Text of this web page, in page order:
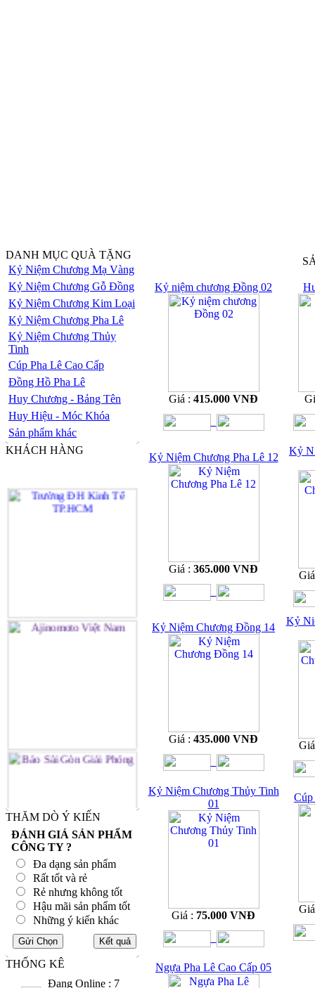
DANH MỤC QUÀ TẶNG
Kỷ Niệm Chương Mạ Vàng
Kỷ Niệm Chương Gỗ Đồng
Kỷ Niệm Chương Kim Loại
Kỷ Niệm Chương Pha Lê
Kỷ Niệm Chương Thủy
Tinh
Cúp Pha Lê Cao Cấp
Đồng Hồ Pha Lê
Huy Chương - Bảng Tên
Huy Hiệu - Móc Khóa
Sản phẩm khác
KHÁCH HÀNG
THĂM DÒ Ý KIẾN
ĐÁNH GIÁ SẢN PHẨM
CÔNG TY ?
Đa dạng sản phẩm
Rất tốt và rẻ
Rẻ nhưng không tốt
Hậu mãi sản phẩm tốt
Những ý kiến khác
THỐNG KÊ
Đang Online : 7
Kỷ niệm chương Đồng 02
Giá : 415.000 VNĐ
Kỷ Niệm Chương Pha Lê 12
Giá : 365.000 VNĐ
Kỷ
Kỷ Niệm Chương Đồng 14
Giá : 435.000 VNĐ
Kỷ
Kỷ Niệm Chương Thủy Tinh
01
Giá : 75.000 VNĐ
Cúp
Ngựa Pha Lê Cao Cấp 05